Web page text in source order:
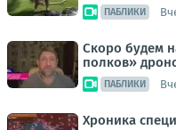
ПАБЛИКИ
Скоро будем
полков»
ПАБЛИКИ
Хроника